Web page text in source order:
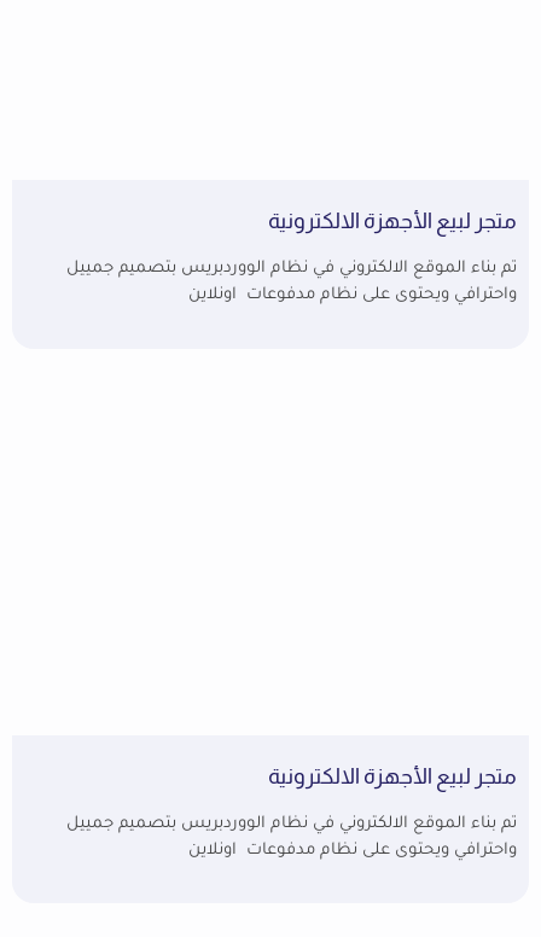
متجر لبيع الأجهزة الالكترونية
تم بناء الموقع الالكتروني في نظام الووردبريس بتصميم جمييل
واحترافي ويحتوى على نظام مدفوعات اونلاين
متجر لبيع الأجهزة الالكترونية
تم بناء الموقع الالكتروني في نظام الووردبريس بتصميم جمييل
واحترافي ويحتوى على نظام مدفوعات اونلاين